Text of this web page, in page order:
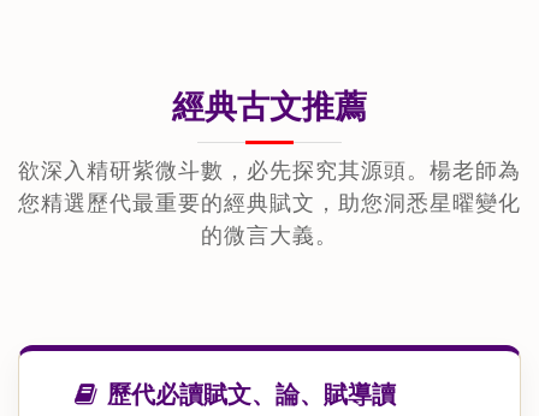
經典古文推薦
欲深入精研紫微斗數，必先探究其源頭。楊老師為
您精選歷代最重要的經典賦文，助您洞悉星曜變化
的微言大義。
歷代必讀賦文、論、賦導讀